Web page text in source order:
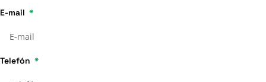
E-mail
Telefón